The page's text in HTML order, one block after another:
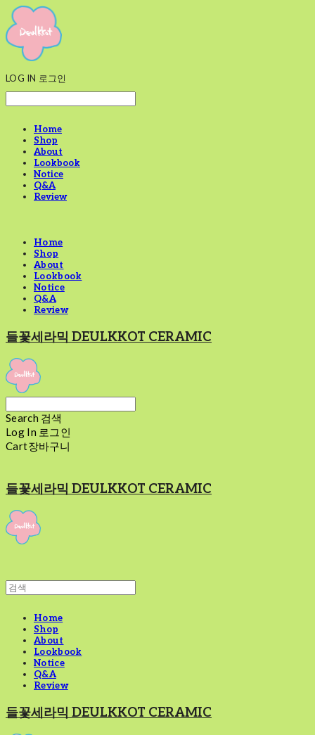
LOG IN 로그인
Home
Shop
About
Lookbook
Notice
Q&A
Review
Home
Shop
About
Lookbook
Notice
Q&A
Review
들꽃세라믹 DEULKKOT CERAMIC
Search 검색
Log In 로그인
Cart장바구니
들꽃세라믹 DEULKKOT CERAMIC
Home
Shop
About
Lookbook
Notice
Q&A
Review
들꽃세라믹 DEULKKOT CERAMIC